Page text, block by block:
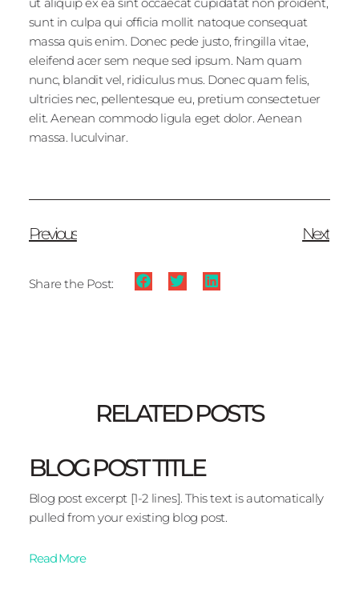
sunt in culpa qui officia mollit natoque consequat
massa quis enim. Donec pede justo, fringilla vitae,
eleifend acer sem neque sed ipsum. Nam quam
nunc, blandit vel, ridiculus mus. Donec quam felis,
ultricies nec, pellentesque eu, pretium consectetuer
elit. Aenean commodo ligula eget dolor. Aenean
massa. luculvinar.
Previous Next
Share the Post:
RELATED POSTS
BLOG POST TITLE
Blog post excerpt [1-2 lines]. This text is automatically
pulled from your existing blog post.
Read More